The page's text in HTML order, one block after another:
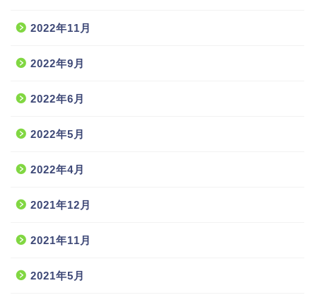
2022年11月
2022年9月
2022年6月
2022年5月
2022年4月
2021年12月
2021年11月
2021年5月